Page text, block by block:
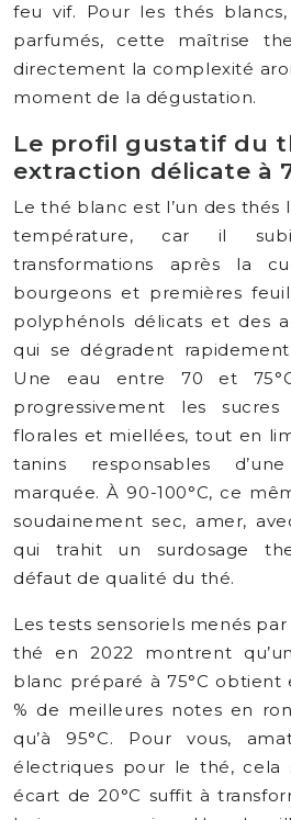
feu vif. Pour les thés
parfumés, cette maîtrise
directement la complexité
moment de la dégustation.
Le profil gustatif du
extraction délicate à
Le thé blanc est l’un des thés
température, car il
transformations après la
bourgeons et premières
polyphénols délicats et des
qui se dégradent rapidement
Une eau entre 70 et
progressivement les
florales et miellées, tout en
tanins responsables
marquée. À 90-100°C, ce
soudainement sec, amer,
qui trahit un surdosage
défaut de qualité du thé.
Les tests sensoriels menés
thé en 2022 montrent
blanc préparé à 75°C obtient
% de meilleures notes en
qu’à 95°C. Pour vous,
électriques pour le thé, cela
écart de 20°C suffit à